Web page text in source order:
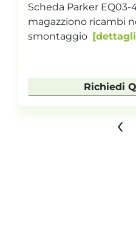
Scheda Parker EQ03-
magazziono ricambi
smontaggio
dettagli
Richiedi
‹